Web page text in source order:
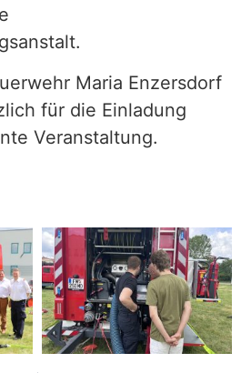
Maria Enzersdorf
für die Einladung
Veranstaltung.